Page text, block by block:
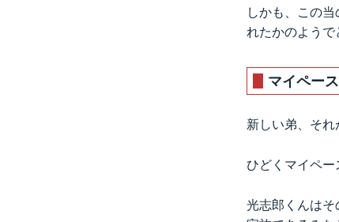
しかも、この
れたかのようで
マイペー
新しい弟、それ
ひどくマイペー
光志郎くんは